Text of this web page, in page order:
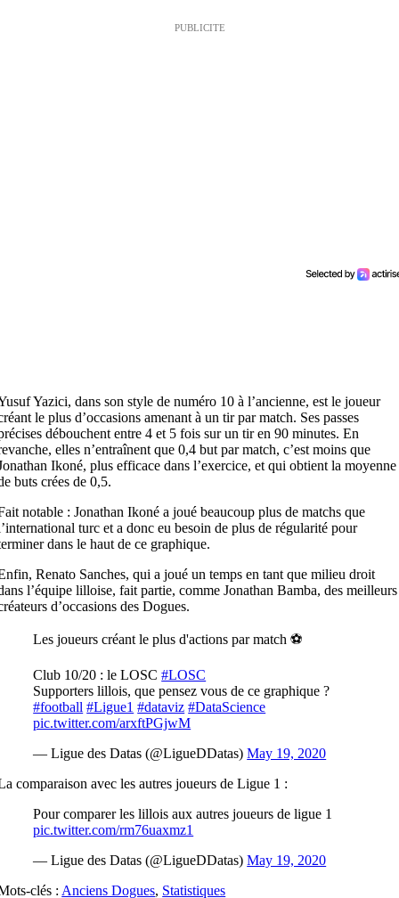
PUBLICITE
Yazici, dans son style de numéro 10 à l’ancienne, est le joueur
le plus d’occasions amenant à un tir par match. Ses passes
débouchent entre 4 et 5 fois sur un tir en 90 minutes. En
elles n’entraînent que 0,4 but par match, c’est moins que
Ikoné, plus efficace dans l’exercice, et qui obtient la moyenne
buts crées de 0,5.
notable : Jonathan Ikoné a joué beaucoup plus de matchs que
turc et a donc eu besoin de plus de régularité pour
dans le haut de ce graphique.
Renato Sanches, qui a joué un temps en tant que milieu droit
l’équipe lilloise, fait partie, comme Jonathan Bamba, des meilleurs
d’occasions des Dogues.
Les joueurs créant le plus d'actions par match ⚽️
Club 10/20 : le LOSC#LOSC
Supporters lillois, que pensez vous de ce graphique ?
#football #Ligue1 #dataviz #DataScience
pic.twitter.com/arxftPGjwM
— Ligue des Datas (@LigueDDatas)May 19, 2020
comparaison avec les autres joueurs de Ligue 1 :
Pour comparer les lillois aux autres joueurs de ligue 1
pic.twitter.com/rm76uaxmz1
— Ligue des Datas (@LigueDDatas)May 19, 2020
clés : Anciens Dogues, Statistiques